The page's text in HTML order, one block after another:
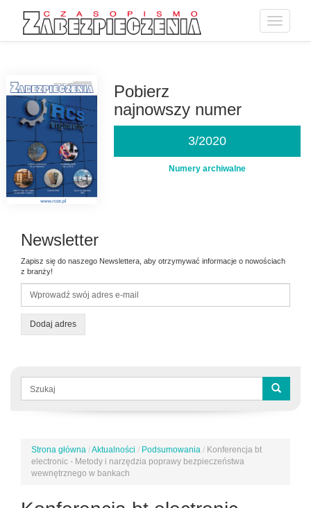
Toggle
Pobierz
najnowszy numer
3/2020
Numery archiwalne
Newsletter
Zapisz się do naszego Newslettera, aby otrzymywać informacje o nowościach
z branży!
Dodaj adres
Formularz
wyszukiwania
Jesteś
tutaj
Strona główna /Aktualności / Podsumowania / Konferencja bt
electronic - Metody i narzędzia poprawy bezpieczeństwa
wewnętrznego w bankach